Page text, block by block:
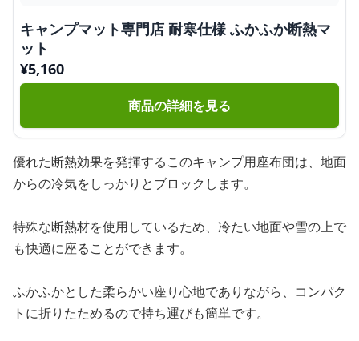
キャンプマット専門店 耐寒仕様 ふかふか断熱マ
ット
¥5,160
商品の詳細を見る
優れた断熱効果を発揮するこのキャンプ用座布団は、地面
からの冷気をしっかりとブロックします。
特殊な断熱材を使用しているため、冷たい地面や雪の上で
も快適に座ることができます。
ふかふかとした柔らかい座り心地でありながら、コンパク
トに折りたためるので持ち運びも簡単です。